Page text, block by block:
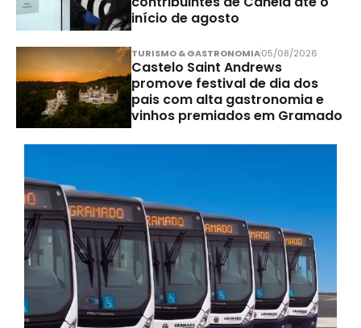
início de agosto
TURISMO & GASTRONOMIA05/08/2026
Castelo Saint Andrews
promove festival de dia dos
pais com alta gastronomia e
vinhos premiados em Gramado